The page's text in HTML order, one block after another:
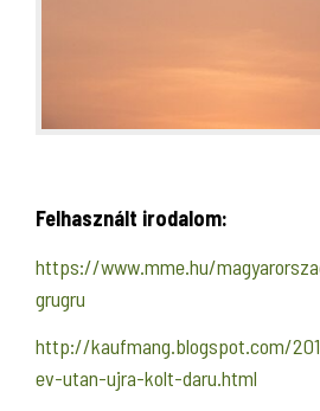
Felhasznált irodalom:
https://www.mme.hu/
grugru
http://kaufmang.blogspot.com/
ev-utan-ujra-kolt-daru.html